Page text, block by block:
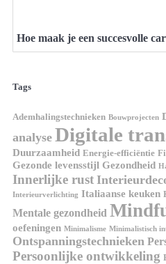
Hoe maak je een succesvolle
Tags
Ademhalingstechnieken Bouwprojecten
analyse Digitale
Duurzaamheid Energie-efficiëntie
Gezonde levensstijl Gezondheid
Innerlijke rust
Interieurverlichting Italiaanse keuken
Mentale gezondheid
oefeningen Minimalisme Minimalistisch
Ontspanningstechnieken
Persoonlijke ontwikkeling